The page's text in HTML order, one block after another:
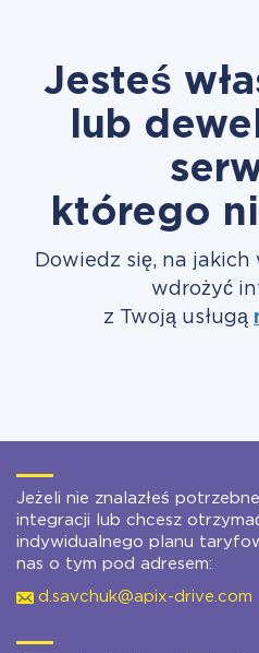
Jesteś
lub
którego
Dowiedz się, na
wdrożyć
z Twoją usługą
Jeżeli nie znalazłeś
integracji lub chcesz
indywidualnego planu
nas o tym pod adresem:
d.savchuk@apix-drive.com